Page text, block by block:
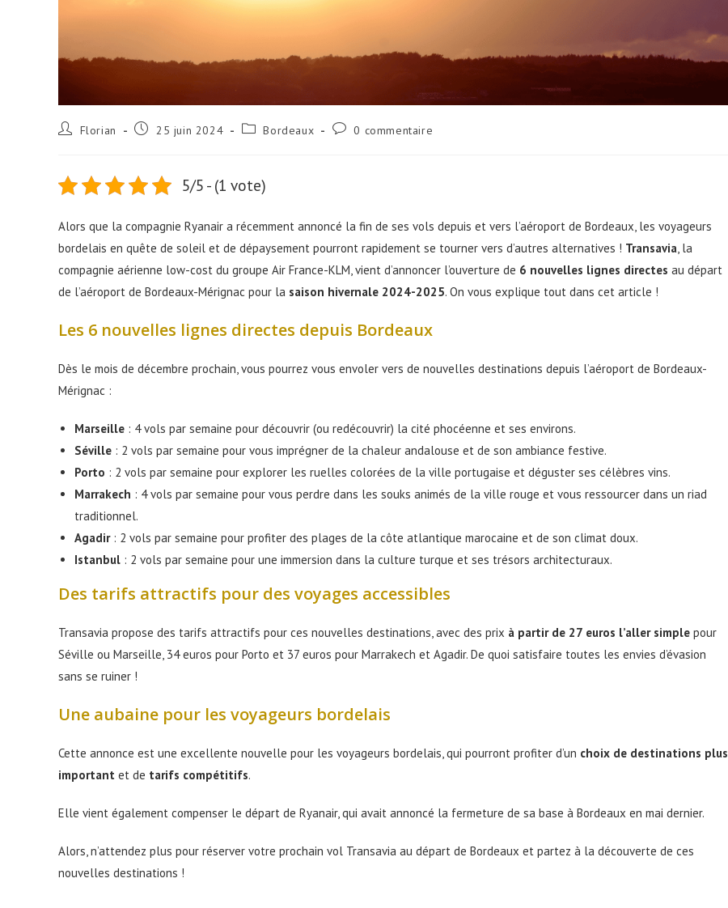
Auteur/autrice
publication :
Florian
Publication
25 juin 2024
PostBordeaux
Commentaires
0 commentaire
5/5 - (1 vote)
Alors que la compagnie Ryanair a récemment annoncé la fin de ses vols depuis et vers l’aéroport de Bordeaux, les voyageurs
bordelais en quête de soleil et de dépaysement pourront rapidement se tourner vers d’autres alternatives ! Transavia, la
compagnie aérienne low-cost du groupe Air France-KLM, vient d’annoncer l’ouverture de 6 nouvelles lignes directes au départ
de l’aéroport de Bordeaux-Mérignac pour la saison hivernale 2024-2025. On vous explique tout dans cet article !
Les 6 nouvelles lignes directes depuis Bordeaux
Dès le mois de décembre prochain, vous pourrez vous envoler vers de nouvelles destinations depuis l’aéroport de Bordeaux-
Mérignac :
Marseille : 4 vols par semaine pour découvrir (ou redécouvrir) la cité phocéenne et ses environs.
Séville : 2 vols par semaine pour vous imprégner de la chaleur andalouse et de son ambiance festive.
Porto : 2 vols par semaine pour explorer les ruelles colorées de la ville portugaise et déguster ses célèbres vins.
Marrakech : 4 vols par semaine pour vous perdre dans les souks animés de la ville rouge et vous ressourcer dans un riad
traditionnel.
Agadir: 2 vols par semaine pour profiter des plages de la côte atlantique marocaine et de son climat doux.
Istanbul : 2 vols par semaine pour une immersion dans la culture turque et ses trésors architecturaux.
Des tarifs attractifs pour des voyages accessibles
Transavia propose des tarifs attractifs pour ces nouvelles destinations, avec des prix à partir de 27 euros l’aller simple pour
Séville ou Marseille, 34 euros pour Porto et 37 euros pour Marrakech et Agadir. De quoi satisfaire toutes les envies d’évasion
sans se ruiner !
Une aubaine pour les voyageurs bordelais
Cette annonce est une excellente nouvelle pour les voyageurs bordelais, qui pourront profiter d’un choix de destinations plus
important et de tarifs compétitifs.
Elle vient également compenser le départ de Ryanair, qui avait annoncé la fermeture de sa base à Bordeaux en mai dernier.
Alors, n’attendez plus pour réserver votre prochain vol Transavia au départ de Bordeaux et partez à la découverte de ces
nouvelles destinations !